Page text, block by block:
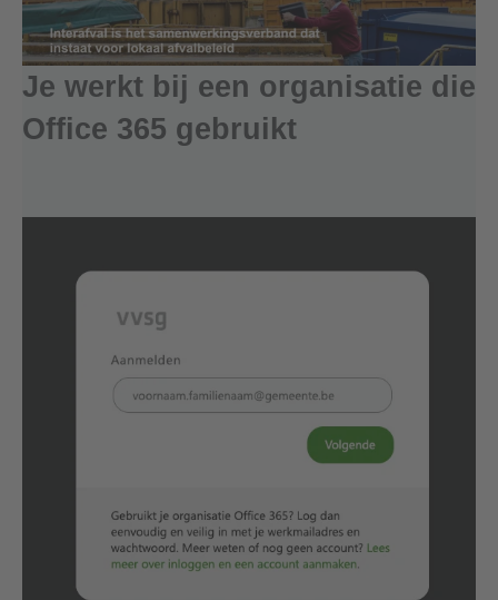
Je werkt bij een organisatie die
Office 365 gebruikt